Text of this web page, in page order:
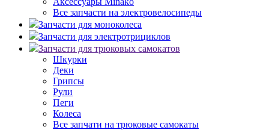
Все запчасти на электровелосипеды
Запчасти для моноколеса
Запчасти для электротрициклов
Запчасти для трюковых самокатов
Шкурки
Деки
Грипсы
Рули
Пеги
Колеса
Все запчати на трюковые самокаты